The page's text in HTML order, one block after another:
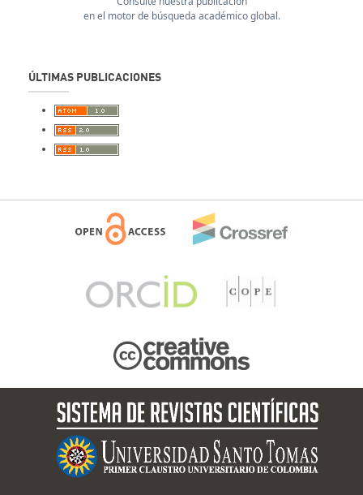
en el motor de búsqueda académico global.
ÚLTIMAS PUBLICACIONES